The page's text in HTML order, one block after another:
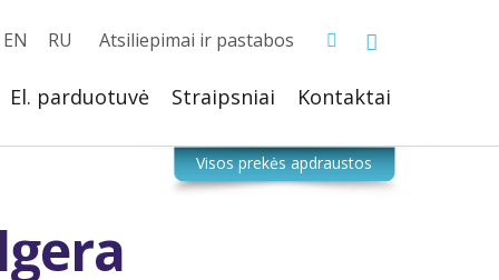
Atsiliepimai ir pastabos
EN RU
El. parduotuvė Straipsniai Kontaktai